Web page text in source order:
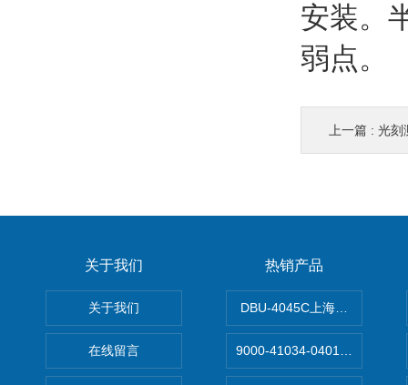
安装。
弱点。
上一篇 : 光刻
关于我们
关于我们
在线留言
热销产品
DBU-4045C上海鹰峰制动单
9000-41034-0401000穆尔